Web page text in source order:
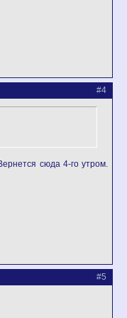
#4
сюда 4-го утром.
#5